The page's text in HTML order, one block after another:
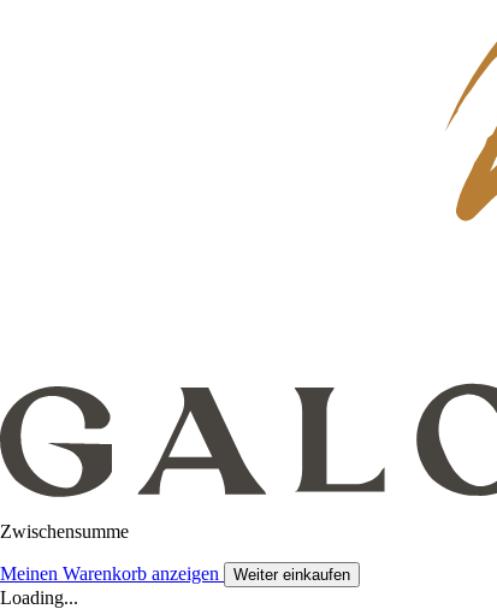
Zwischensumme
Meinen Warenkorb anzeigen Weiter einkaufen
Loading...